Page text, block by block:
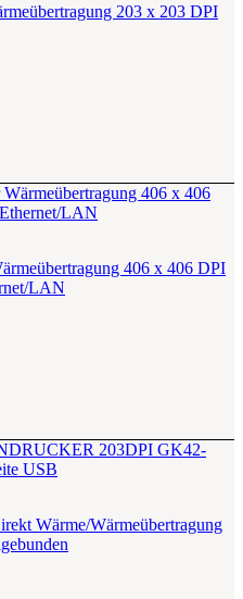
203 x 203 DPI
406 x 406 DPI
LAN
Wärme/Wärmeübertragung